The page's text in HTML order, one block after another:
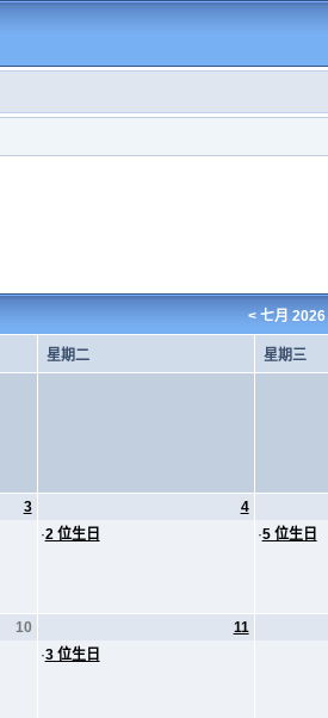
<七月 2026
星期二 星期三
3
4
·2 位生日
·5 位生日
10
11
·3 位生日